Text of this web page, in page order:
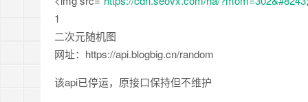
1
二次元随机图
网址：https://api.blogbig.cn/random
该api已停运，原接口保持但不维护